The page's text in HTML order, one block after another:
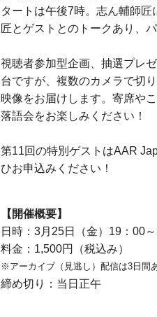
タートは午後7時。志ん輔師
匠とゲストとのトークあり、
視聴者参加型企画、抽選プレ
台ですが、複数のカメラで切
映像をお届けします。寄席や
落語会をお楽しみください！
第11回の特別ゲストはAAR
ひお申込みください！
【開催概要】
日時：3月25日（金）19：00
料金：1,500円（税込み）
※アーカイブ（見逃し）配信は3日間
締め切り：当日正午